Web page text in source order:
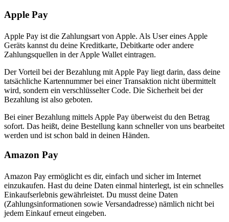
Apple Pay
Apple Pay ist die Zahlungsart von Apple. Als User eines Apple
Geräts kannst du deine Kreditkarte, Debitkarte oder andere
Zahlungsquellen in der Apple Wallet eintragen.
Der Vorteil bei der Bezahlung mit Apple Pay liegt darin, dass deine
tatsächliche Kartennummer bei einer Transaktion nicht übermittelt
wird, sondern ein verschlüsselter Code. Die Sicherheit bei der
Bezahlung ist also geboten.
Bei einer Bezahlung mittels Apple Pay überweist du den Betrag
sofort. Das heißt, deine Bestellung kann schneller von uns bearbeitet
werden und ist schon bald in deinen Händen.
Amazon Pay
Amazon Pay ermöglicht es dir, einfach und sicher im Internet
einzukaufen. Hast du deine Daten einmal hinterlegt, ist ein schnelles
Einkaufserlebnis gewährleistet. Du musst deine Daten
(Zahlungsinformationen sowie Versandadresse) nämlich nicht bei
jedem Einkauf erneut eingeben.